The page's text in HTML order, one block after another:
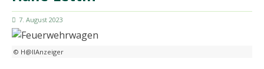
7. August 2023
© H@llAnzeiger